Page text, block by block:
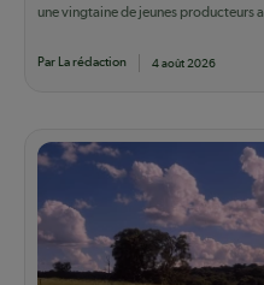
une vingtaine de jeunes producteurs
Par La rédaction 4 août 2026